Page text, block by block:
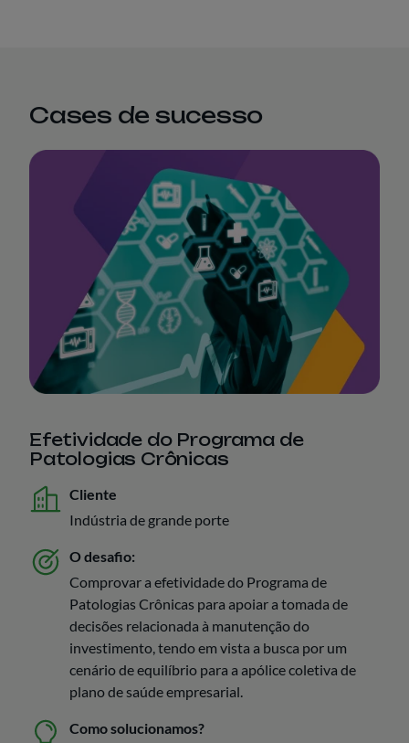
Cases de sucesso
Efetividade do Programa de
Patologias Crônicas
Cliente
Indústria de grande porte
O desafio:
Comprovar a efetividade do Programa de
Patologias Crônicas para apoiar a tomada de
decisões relacionada à manutenção do
investimento, tendo em vista a busca por um
cenário de equilíbrio para a apólice coletiva de
plano de saúde empresarial.
Como solucionamos?